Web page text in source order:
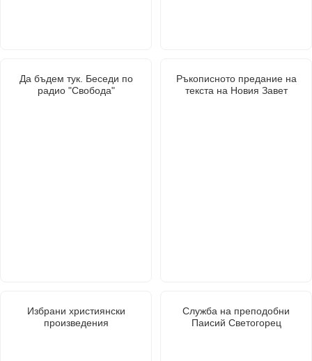
Да бъдем тук. Беседи по
радио "Свобода"
Ръкописното предание на
текста на Новия Завет
Избрани християнски
произведения
Служба на преподобни
Паисий Светогорец